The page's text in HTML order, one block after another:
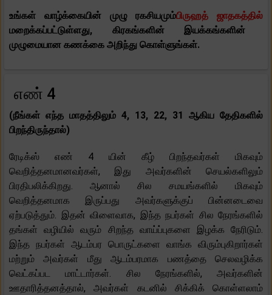
உங்கள் வாழ்க்கையின் முழு ரகசியமும்பிருஹத் ஜாதகத்தில்
மறைக்கப்பட்டுள்ளது, கிரகங்களின் இயக்கங்களின்
முழுமையான கணக்கை அறிந்து கொள்ளுங்கள்.
எண் 4
(நீங்கள் எந்த மாதத்திலும் 4, 13, 22, 31 ஆகிய தேதிகளில்
பிறந்திருந்தால்)
ரேடிக்ஸ் எண் 4 யின் கீழ் பிறந்தவர்கள் மிகவும்
வெறித்தனமானவர்கள், இது அவர்களின் செயல்களிலும்
பிரதிபலிக்கிறது. ஆனால் சில சமயங்களில் மிகவும்
வெறித்தனமாக இருப்பது அவர்களுக்குப் பின்னடைவை
ஏற்படுத்தும். இதன் விளைவாக, இந்த நபர்கள் சில நேரங்களில்
தங்கள் வழியில் வரும் சிறந்த வாய்ப்புகளை இழக்க நேரிடும்.
இந்த நபர்கள் ஆடம்பர பொருட்களை வாங்க விரும்புகிறார்கள்
மற்றும் அவர்கள் மீது ஆடம்பரமாக பணத்தை செலவழிக்க
வெட்கப்பட மாட்டார்கள். சில நேரங்களில், அவர்களின்
ஊதாரித்தனத்தால், அவர்கள் கடனில் சிக்கிக் கொள்ளலாம்